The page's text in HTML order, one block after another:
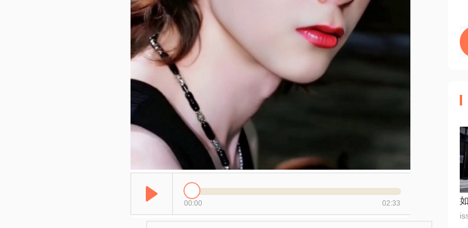
00:00 02:33